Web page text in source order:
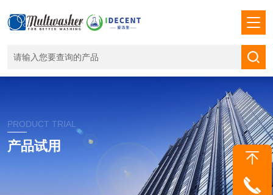
PRODUCT TRIAL
产品试用